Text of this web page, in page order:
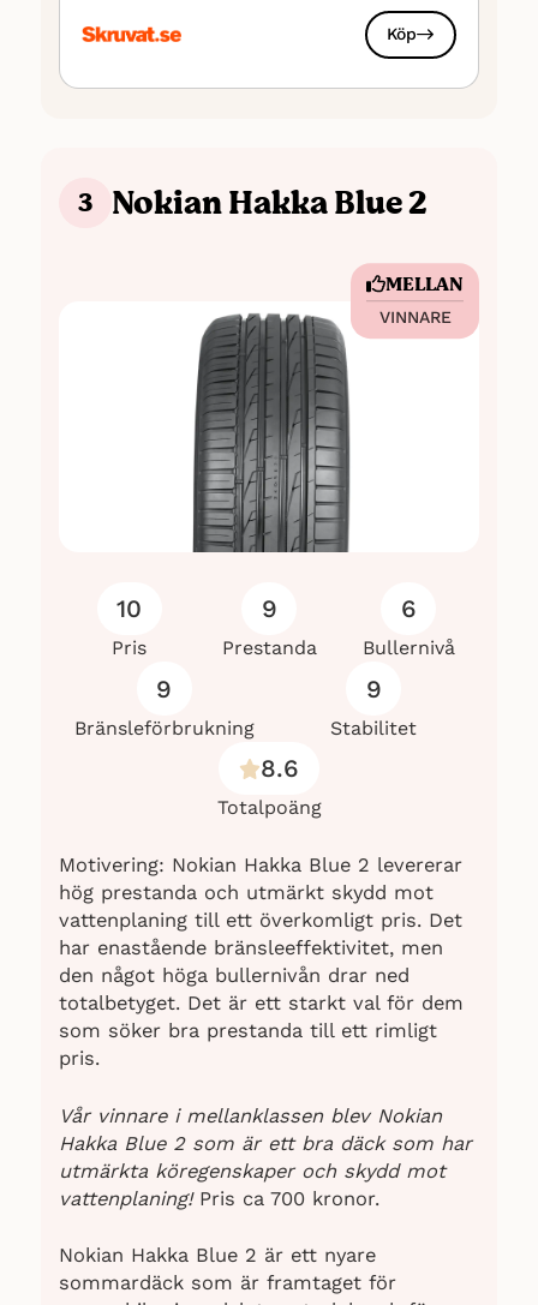
Köp
3 Nokian Hakka Blue 2
MELLAN
VINNARE
10
Pris
9
Prestanda
6
Bullernivå
9
Bränsleförbrukning
9
Stabilitet
8.6
Totalpoäng
Motivering: Nokian Hakka Blue 2 levererar
hög prestanda och utmärkt skydd mot
vattenplaning till ett överkomligt pris. Det
har enastående bränsleeffektivitet, men
den något höga bullernivån drar ned
totalbetyget. Det är ett starkt val för dem
som söker bra prestanda till ett rimligt
pris.
Vår vinnare i mellanklassen blev Nokian
Hakka Blue 2 som är ett bra däck som har
utmärkta köregenskaper och skydd mot
vattenplaning! Pris ca 700 kronor.
Nokian Hakka Blue 2 är ett nyare
sommardäck som är framtaget för